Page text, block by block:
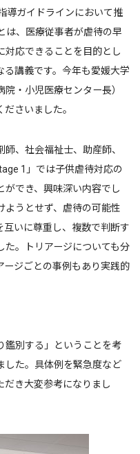
導ガイドラインにおいて推
は、医療従事者が虐待の早
対応できることを目的とし
る講義です。今年も愛媛大学
・小児医療センター長）
さいました。
、社会福祉士、助産師、
1」では子供虐待対応の
でき、興味深い内容でし
ようとせず、虐待の可能性
互いに尊重し、複数で判断す
た。トリアージについても分
ージごとの事例もあり実践的
鑑別する」ということを考
した。具体例を緊急度など
だき大変参考になりまし